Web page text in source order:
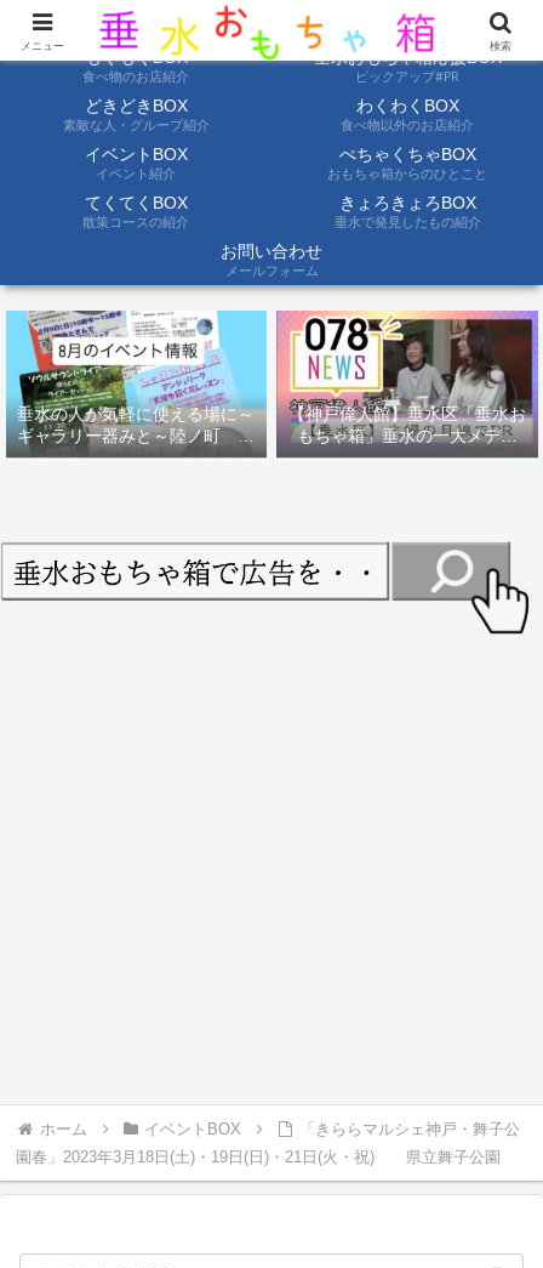
ようこそ垂水おもちゃ箱へ。垂水の情報を自分たちの目でみて聞いて伝えます
もぐもぐBOX
食べ物のお店紹介
垂水おもちゃ箱応援BOX
ピックアップ#PR
どきどきBOX
素敵な人・グループ紹介
わくわくBOX
食べ物以外のお店紹介
イベントBOX
イベント紹介
ぺちゃくちゃBOX
おもちゃ箱からのひとこと
てくてくBOX
散策コースの紹介
きょろきょろBOX
垂水で発見したもの紹介
お問い合わせ
メールフォーム
垂水の人が気軽に使える場に～
ギャラリー器みと～陸ノ町 ８
月のイベント情報
【神戸偉人館】垂水区「垂水お
もちゃ箱」垂水の一大メディ
ア！？｜神戸の魅力を凸インタ
ホーム イベントBOX
「きららマルシェ神戸・舞子公
園春」2023年3月18日(土)・19日(日)・21日(火・祝) 県立舞子公園
メニュー 検索